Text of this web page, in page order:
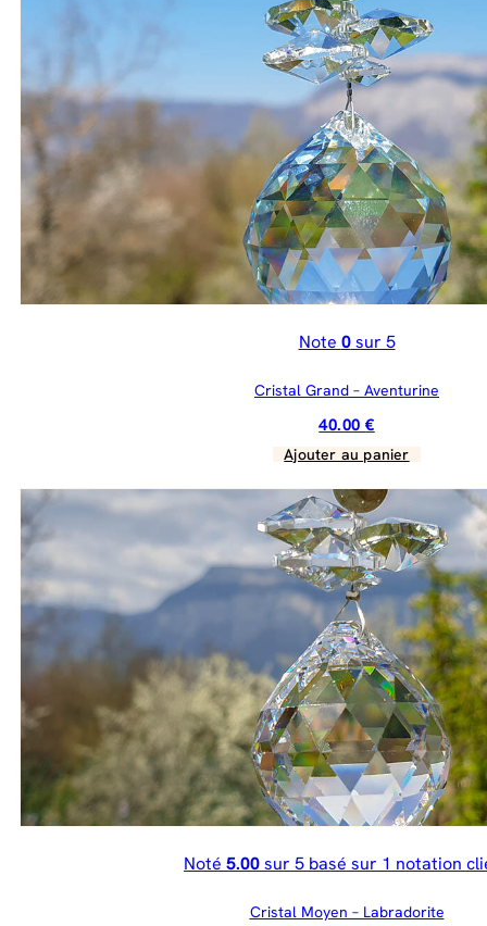
Note 0sur 5
Cristal Grand – Aventurine
40.00€
Ajouter au panier
Noté 5.00sur 5 basé sur 1 notation
Cristal Moyen – Labradorite